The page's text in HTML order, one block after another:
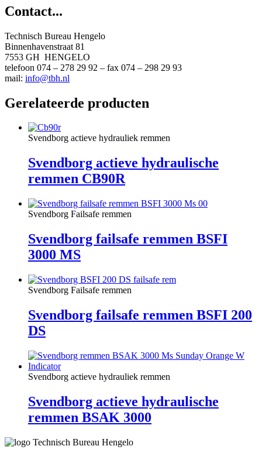
Contact...
Technisch Bureau Hengelo
Binnenhavenstraat 81
7553 GH HENGELO
telefoon 074 – 278 29 92 – fax 074 – 298 29 93
mail: info@tbh.nl
Gerelateerde producten
Svendborg actieve hydrauliek remmen
Svendborg actieve hydraulische
remmen CB90R
Svendborg Failsafe remmen
Svendborg failsafe remmen BSFI
3000 MS
Svendborg Failsafe remmen
Svendborg failsafe remmen BSFI 200
DS
Svendborg actieve hydrauliek remmen
Svendborg actieve hydraulische
remmen BSAK 3000